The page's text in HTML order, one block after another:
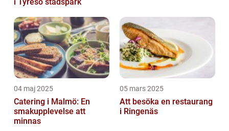
04 maj 2025
Catering i Malmö: En
smakupplevelse att
minnas
05 mars 2025
Att besöka en restaurang
i Ringenäs